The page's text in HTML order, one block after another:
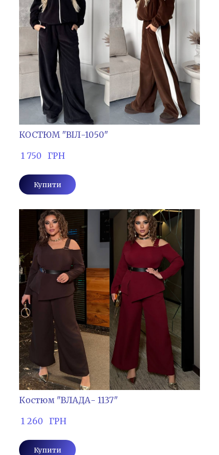
КОСТЮМ "ВІЛ-1050"
1 750   ГРН
Купити
Костюм "ВЛАДА- 1137"
1 260   ГРН
Купити